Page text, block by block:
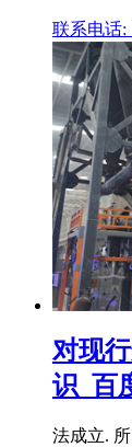
联系电话:
对现
识_百
法成立.